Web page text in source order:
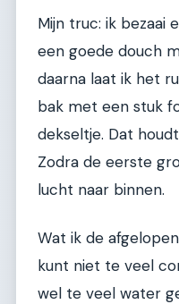
Mijn truc: ik bezaai
een goede douch
daarna laat ik het
bak met een stuk
dekseltje. Dat
Zodra de eerste
lucht naar binnen.
Wat ik de
kunt niet te veel
wel te veel water